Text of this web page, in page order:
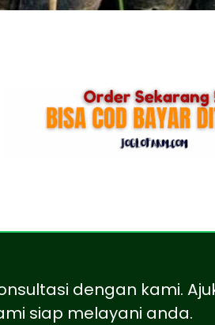
dengan kami.
siap melayani anda.